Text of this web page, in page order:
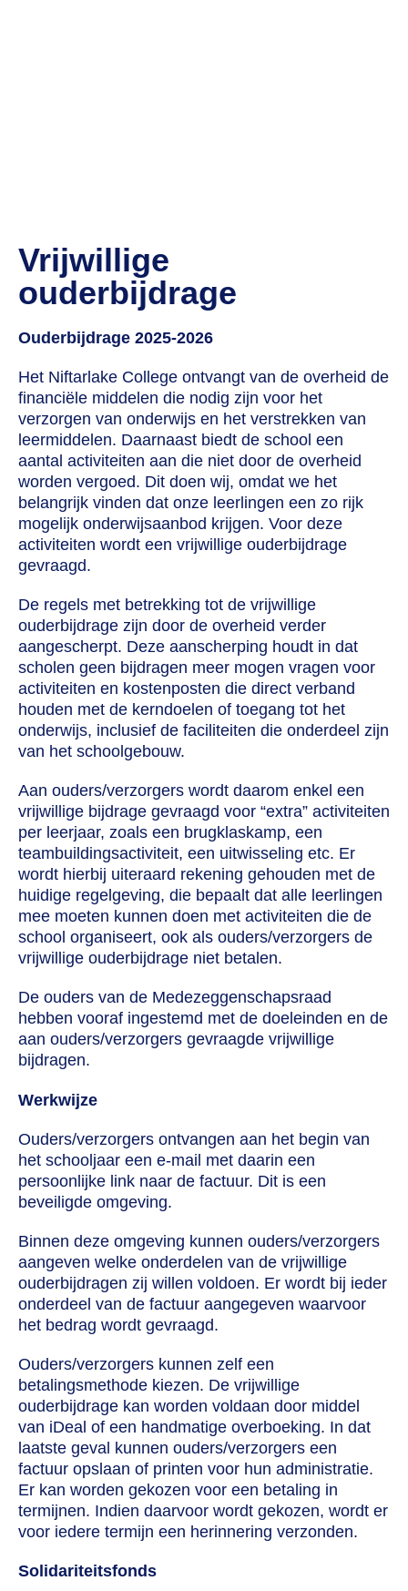
Vrijwillige
ouderbijdrage
Ouderbijdrage 2025-2026
Het Niftarlake College ontvangt van de overheid de
financiële middelen die nodig zijn voor het
verzorgen van onderwijs en het verstrekken van
leermiddelen. Daarnaast biedt de school een
aantal activiteiten aan die niet door de overheid
worden vergoed. Dit doen wij, omdat we het
belangrijk vinden dat onze leerlingen een zo rijk
mogelijk onderwijsaanbod krijgen. Voor deze
activiteiten wordt een vrijwillige ouderbijdrage
gevraagd.
De regels met betrekking tot de vrijwillige
ouderbijdrage zijn door de overheid verder
aangescherpt. Deze aanscherping houdt in dat
scholen geen bijdragen meer mogen vragen voor
activiteiten en kostenposten die direct verband
houden met de kerndoelen of toegang tot het
onderwijs, inclusief de faciliteiten die onderdeel zijn
van het schoolgebouw.
Aan ouders/verzorgers wordt daarom enkel een
vrijwillige bijdrage gevraagd voor “extra” activiteiten
per leerjaar, zoals een brugklaskamp, een
teambuildingsactiviteit, een uitwisseling etc. Er
wordt hierbij uiteraard rekening gehouden met de
huidige regelgeving, die bepaalt dat alle leerlingen
mee moeten kunnen doen met activiteiten die de
school organiseert, ook als ouders/verzorgers de
vrijwillige ouderbijdrage niet betalen.
De ouders van de Medezeggenschapsraad
hebben vooraf ingestemd met de doeleinden en de
aan ouders/verzorgers gevraagde vrijwillige
bijdragen.
Werkwijze
Ouders/verzorgers ontvangen aan het begin van
het schooljaar een e-mail met daarin een
persoonlijke link naar de factuur. Dit is een
beveiligde omgeving.
Binnen deze omgeving kunnen ouders/verzorgers
aangeven welke onderdelen van de vrijwillige
ouderbijdragen zij willen voldoen. Er wordt bij ieder
onderdeel van de factuur aangegeven waarvoor
het bedrag wordt gevraagd.
Ouders/verzorgers kunnen zelf een
betalingsmethode kiezen. De vrijwillige
ouderbijdrage kan worden voldaan door middel
van iDeal of een handmatige overboeking. In dat
laatste geval kunnen ouders/verzorgers een
factuur opslaan of printen voor hun administratie.
Er kan worden gekozen voor een betaling in
termijnen. Indien daarvoor wordt gekozen, wordt er
voor iedere termijn een herinnering verzonden.
Solidariteitsfonds